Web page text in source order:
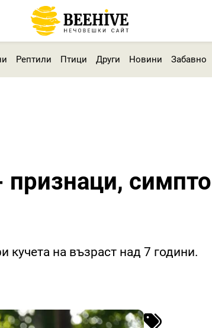
Рептили Птици Други Новини Забавно
признаци,
кучета на възраст над 7 години.